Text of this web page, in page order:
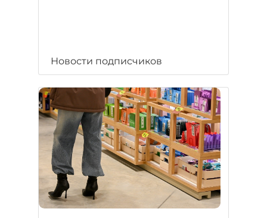
Новости подписчиков